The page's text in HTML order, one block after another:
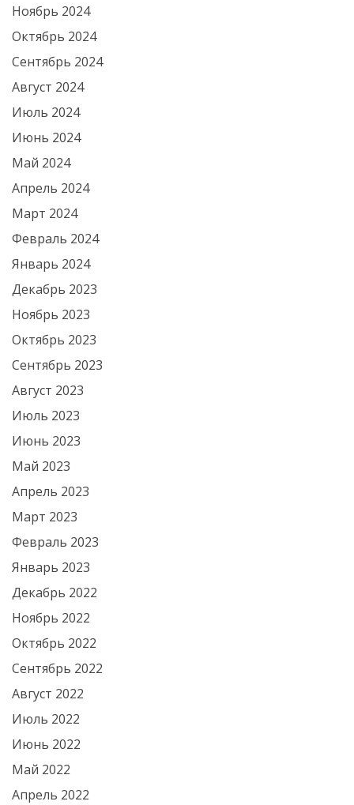
Ноябрь 2024
Октябрь 2024
Сентябрь 2024
Август 2024
Июль 2024
Июнь 2024
Май 2024
Апрель 2024
Март 2024
Февраль 2024
Январь 2024
Декабрь 2023
Ноябрь 2023
Октябрь 2023
Сентябрь 2023
Август 2023
Июль 2023
Июнь 2023
Май 2023
Апрель 2023
Март 2023
Февраль 2023
Январь 2023
Декабрь 2022
Ноябрь 2022
Октябрь 2022
Сентябрь 2022
Август 2022
Июль 2022
Июнь 2022
Май 2022
Апрель 2022